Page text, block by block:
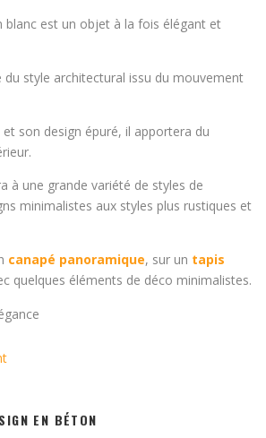
blanc est un objet à la fois élégant et
du style architectural issu du mouvement
son design épuré, il apportera du
à une grande variété de styles de
minimalistes aux styles plus rustiques et
canapé panoramique, sur un tapis
quelques éléments de déco minimalistes.
EN BÉTON